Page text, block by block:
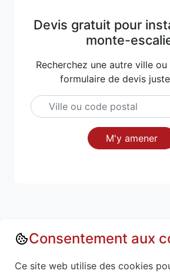
Devis gratuit pour
monte-
Recherchez une autre ville
formulaire de devis
M'y amener
Annuaire : Monte escalier
Consentement aux
Ce site web utilise des cookies